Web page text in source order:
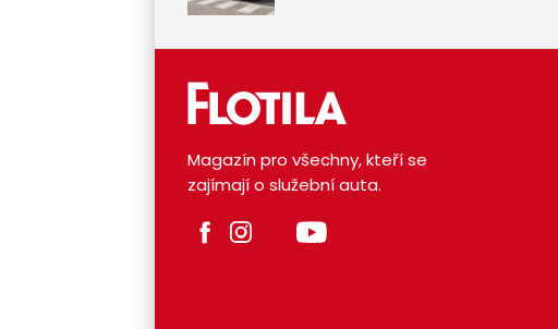
Magazín pro všechny, kteří se
zajímají o služební auta.